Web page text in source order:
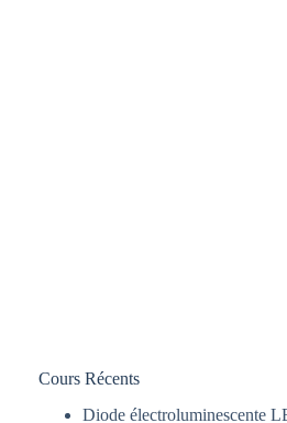
Cours Récents
Diode électroluminescente